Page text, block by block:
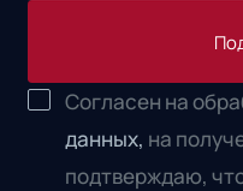
Согласен на
данных, на
подтверждаю,